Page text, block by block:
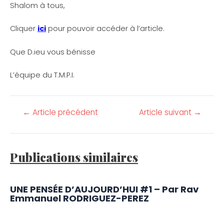
Shalom à tous,
Cliquer ici pour pouvoir accéder à l’article.
Que D.ieu vous bénisse
L’équipe du T.M.P.I.
← Article précédent Article suivant →
Publications similaires
UNE PENSÉE D’AUJOURD’HUI #1 – Par Rav
Emmanuel RODRIGUEZ-PEREZ